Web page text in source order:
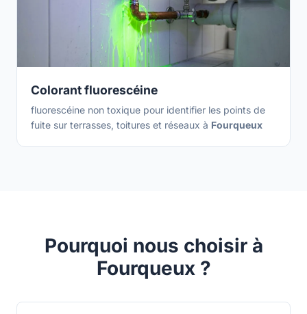
Colorant fluorescéine
fluorescéine non toxique pour identifier les points de
fuite sur terrasses, toitures et réseaux à Fourqueux
Pourquoi nous choisir à
Fourqueux ?